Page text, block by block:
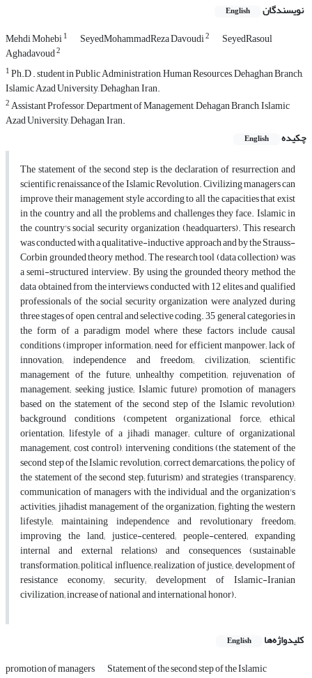
نویسندگان English
Mehdi Mohebi1 SeyedMohammadReza Davoudi2 SeyedRasoul
Aghadavoud2
1Ph.D . student in Public Administration, Human Resources, Dehaghan Branch,
Islamic Azad University, Dehaghan, Iran.
2Assistant Professor, Department of Management, Dehagan Branch, Islamic
Azad University, Dehagan, Iran.
چکیده
English
The statement of the second step is the declaration of resurrection and
scientific renaissance of the Islamic Revolution. Civilizing managers can
improve their management style according to all the capacities that exist
in the country and all the problems and challenges they face. Islamic in
the country's social security organization (headquarters). This research
was conducted with a qualitative-inductive approach and by the Strauss-
Corbin grounded theory method. The research tool (data collection) was
a semi-structured interview. By using the grounded theory method, the
data obtained from the interviews conducted with 12 elites and qualified
professionals of the social security organization were analyzed during
three stages of open, central and selective coding. 35 general categories in
the form of a paradigm model where these factors include causal
conditions (improper information; need for efficient manpower; lack of
innovation; independence and freedom; civilization; scientific
management of the future; unhealthy competition; rejuvenation of
management; seeking justice; Islamic future) promotion of managers
based on the statement of the second step of the Islamic revolution),
background conditions (competent organizational force; ethical
orientation; lifestyle of a jihadi manager; culture of organizational
management; cost control), intervening conditions (the statement of the
second step of the Islamic revolution; correct demarcations; the policy of
the statement of the second step; futurism) and strategies (transparency;
communication of managers with the individual and the organization's
activities; jihadist management of the organization; fighting the western
lifestyle; maintaining independence and revolutionary freedom;
improving the land; justice-centered; people-centered; expanding
internal and external relations) and consequences (sustainable
transformation; political influence; realization of justice; development of
resistance economy; security; development of Islamic-Iranian
civilization; increase of national and international honor).
کلیدواژه‌ها English
promotion of managers Statement of the second step of the Islamic